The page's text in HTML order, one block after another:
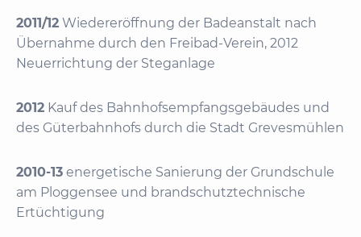
2011/12 Wiedereröffnung der Badeanstalt nach
Übernahme durch den Freibad-Verein, 2012
Neuerrichtung der Steganlage
2012 Kauf des Bahnhofsempfangsgebäudes und
des Güterbahnhofs durch die Stadt Grevesmühlen
2010-13 energetische Sanierung der Grundschule
am Ploggensee und brandschutztechnische
Ertüchtigung